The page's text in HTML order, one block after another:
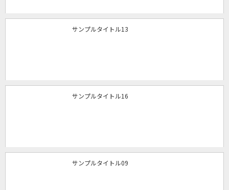
サンプルタイトル13
サンプルタイトル16
サンプルタイトル09